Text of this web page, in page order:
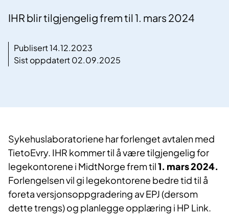
IHR blir tilgjengelig frem til 1. mars 2024
Publisert 14.12.2023
Sist oppdatert 02.09.2025
Sykehuslaboratoriene har forlenget avtalen med
TietoEvry. IHR kommer til å være tilgjengelig for
legekontorene i MidtNorge frem til1. mars 2024.
Forlengelsen vil gi legekontorene bedre tid til å
foreta versjonsoppgradering av EPJ (dersom
dette trengs) og planlegge opplæring i HP Link.